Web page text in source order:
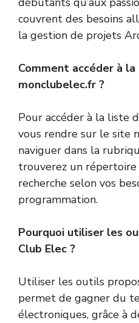
couvrent des besoins
la gestion de projets
Comment accéder à
monclubelec.fr ?
Pour accéder à la liste
vous rendre sur le site
naviguer dans la
trouverez un
recherche selon vos
programmation.
Pourquoi utiliser les
Club Elec ?
Utiliser les outils
permet de gagner du
électroniques, grâce à